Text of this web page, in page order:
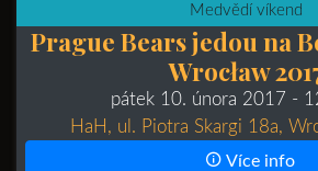
Medvědí víkend
Prague Bears jedou na
Wrocław
pátek 10. února 2017 -
HaH, ul. Piotra Skargi 18a,
Více info